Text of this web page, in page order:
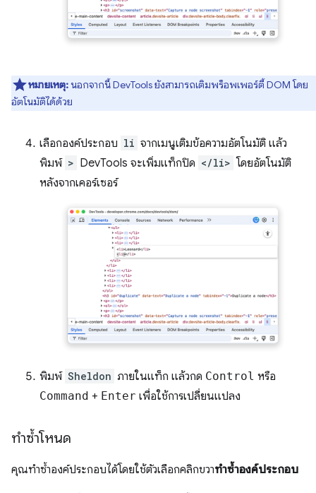
หมายเหตุ: นอกจากนี้ DevTools ยังสามารถเติมพร็อพเพอร์ตี้ DOM โดย
อัตโนมัติได้ด้วย
เลือกองค์ประกอบ li จากเมนูเติมข้อความอัตโนมัติ แล้ว
พิมพ์ > DevTools จะเพิ่มแท็กปิด </li> โดยอัตโนมัติ
หลังจากเคอร์เซอร์
พิมพ์ Sheldon ภายในแท็ก แล้วกด Control หรือ
Command + Enter เพื่อใช้การเปลี่ยนแปลง
ทำซ้ำโหนด
คุณทำซ้ำองค์ประกอบได้โดยใช้ตัวเลือกคลิกขวาทำซ้ำองค์ประกอบ